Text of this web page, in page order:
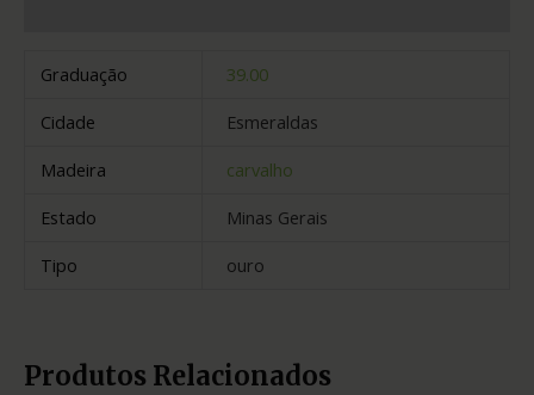
Graduação
39.00
Cidade
Esmeraldas
Madeira
carvalho
Estado
Minas Gerais
Tipo
ouro
Produtos Relacionados